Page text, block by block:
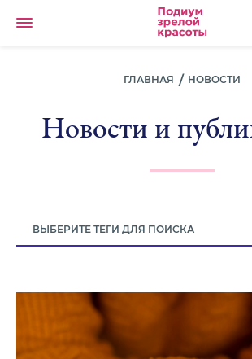
ГЛАВНАЯ НОВОСТИ
Новости и
ВЫБЕРИТЕ ТЕГИ ДЛЯ ПОИСКА